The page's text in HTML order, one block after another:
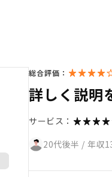
総合評価：
詳しく説明
サービス：
20代後半 / 年収